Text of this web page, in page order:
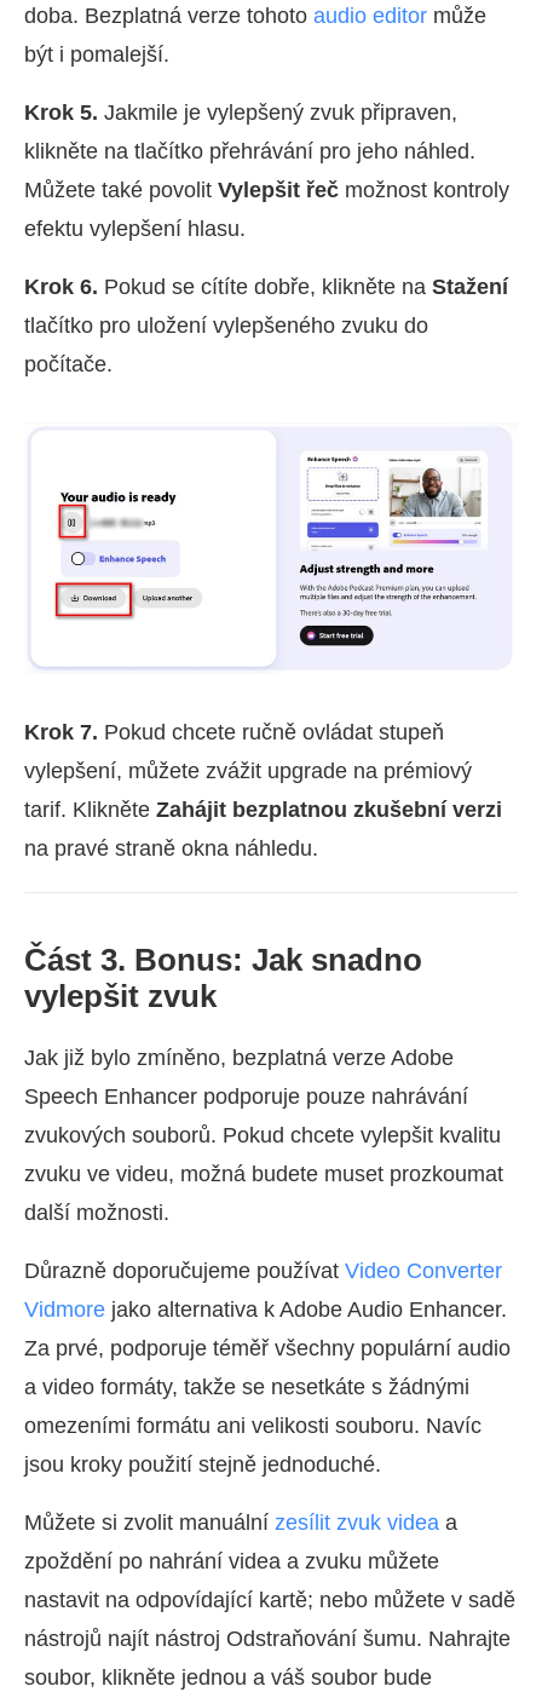
doba. Bezplatná verze tohoto audio editor může
být i pomalejší.
Krok 5. Jakmile je vylepšený zvuk připraven,
klikněte na tlačítko přehrávání pro jeho náhled.
Můžete také povolit Vylepšit řeč možnost kontroly
efektu vylepšení hlasu.
Krok 6. Pokud se cítíte dobře, klikněte na Stažení
tlačítko pro uložení vylepšeného zvuku do
počítače.
Krok 7. Pokud chcete ručně ovládat stupeň
vylepšení, můžete zvážit upgrade na prémiový
tarif. Klikněte Zahájit bezplatnou zkušební verzi
na pravé straně okna náhledu.
Část 3. Bonus: Jak snadno
vylepšit zvuk
Jak již bylo zmíněno, bezplatná verze Adobe
Speech Enhancer podporuje pouze nahrávání
zvukových souborů. Pokud chcete vylepšit kvalitu
zvuku ve videu, možná budete muset prozkoumat
další možnosti.
Důrazně doporučujeme používat Video Converter
Vidmore jako alternativa k Adobe Audio Enhancer.
Za prvé, podporuje téměř všechny populární audio
a video formáty, takže se nesetkáte s žádnými
omezeními formátu ani velikosti souboru. Navíc
jsou kroky použití stejně jednoduché.
Můžete si zvolit manuální zesílit zvuk videa a
zpoždění po nahrání videa a zvuku můžete
nastavit na odpovídající kartě; nebo můžete v sadě
nástrojů najít nástroj Odstraňování šumu. Nahrajte
soubor, klikněte jednou a váš soubor bude